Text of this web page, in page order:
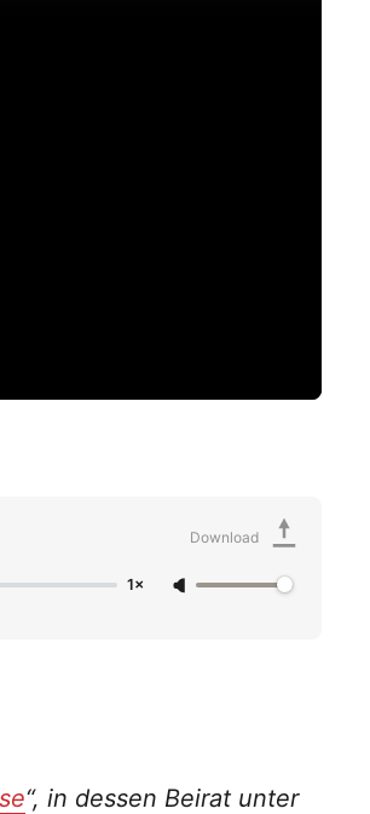
1×
Download
“, in dessen Beirat unter